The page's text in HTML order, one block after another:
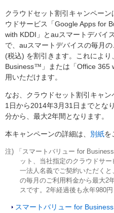
クラウドセット割引キャンペー
ウドサービス「Google Apps for
with KDDI」とauスマートデバイ
で、auスマートデバイスの毎月
(税込) を割引きます。これによ
Business™ 」または「Office 365
用いただけます。
なお、クラウドセット割引キャ
1日から2014年3月31日までとな
分から、最大2年間となります。
本キャンペーンの詳細は、 別紙を
注) 「スマートバリュー for
ット、当社指定のクラウドサ
一法人名義でご契約いただく
の毎月のご利用料金から最大2
スです。2年経過後も永年980
スマートバリュー for Business